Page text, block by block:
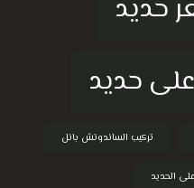
حديد
حديد
تركيب الساندوتش بانل
الحديد